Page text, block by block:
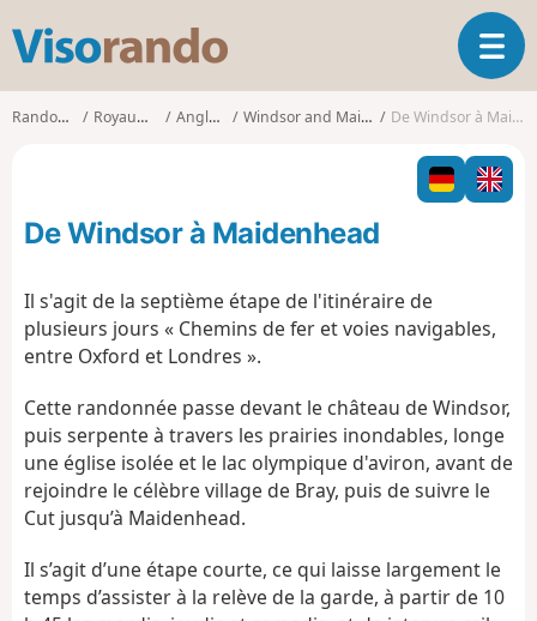
s
o
o
O
u
v
i
r
l
i
t
i
o
Randonnées Royaume-Uni Angleterre Windsor and Maidenhead De Windsor à Maidenhead
De Windsor à Maidenhead
Il s'agit de la septième étape de l'itinéraire de
plusieurs jours « Chemins de fer et voies navigables,
entre Oxford et Londres ».
Cette randonnée passe devant le château de Windsor,
puis serpente à travers les prairies inondables, longe
une église isolée et le lac olympique d'aviron, avant de
rejoindre le célèbre village de Bray, puis de suivre le
Cut jusqu’à Maidenhead.
Il s’agit d’une étape courte, ce qui laisse largement le
temps d’assister à la relève de la garde, à partir de 10